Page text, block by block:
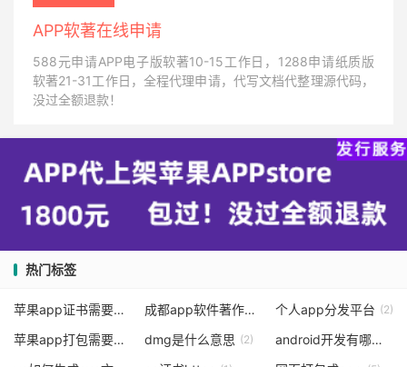
APP软著在线申请
588元申请APP电子版软著10-15工作日，1288申请纸质版
软著21-31工作日，全程代理申请，代写文档代整理源代码，
没过全额退款！
热门标签
苹果app证书需要什么 (1) 成都app软件著作权多少钱 (2)
个人app分发平台 (2)
苹果app打包需要多个证书 (2)
dmg是什么意思 (2)
android开发有哪些证书，数字签名